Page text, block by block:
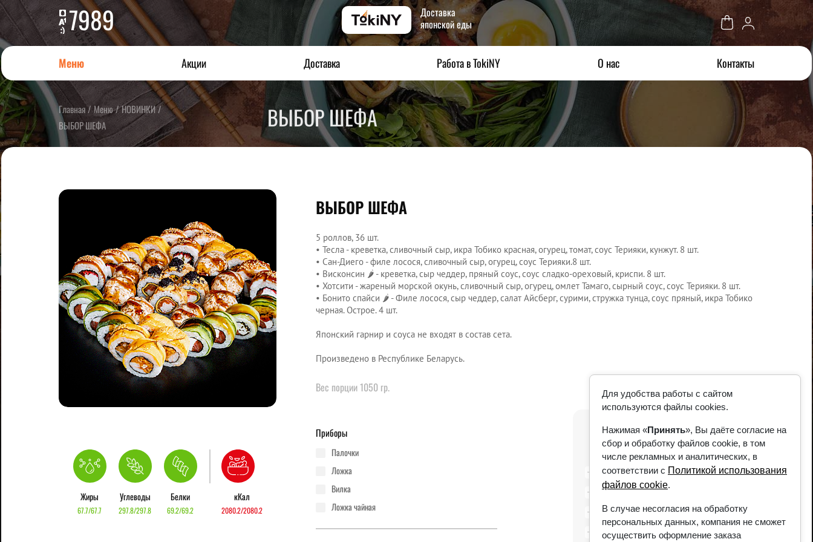
Для удобства работы с сайтом
используются файлы cookies.
Нажимая «Принять», Вы даёте согласие на
сбор и обработку файлов cookie, в том
числе рекламных и аналитических, в
соответствии с Политикой использования
файлов cookie.
В случае несогласия на обработку
персональных данных, компания не сможет
осуществить оформление заказа
7989
Доставка
японской еды
Меню Акции Доставка Работа в TokiNY О нас Контакты
Главная/ Меню/НОВИНКИ/
ВЫБОР ШЕФА
ВЫБОР ШЕФА
Жиры
67.7/67.7
Углеводы
297.8/297.8
Белки
69.2/69.2
кКал
2080.2/2080.2
ВЫБОР ШЕФА
5 роллов, 36 шт.
• Тесла - креветка, сливочный сыр, икра Тобико красная, огурец, томат, соус Терияки, кунжут. 8 шт.
• Сан-Диего - филе лосося, сливочный сыр, огурец, соус Терияки.8 шт.
• Висконсин 🌶 - креветка, сыр чеддер, пряный соус, соус сладко-ореховый, криспи. 8 шт.
• Хотсити - жареный морской окунь, сливочный сыр, огурец, омлет Тамаго, сырный соус, соус Терияки. 8 шт.
• Бонито спайси 🌶 - Филе лосося, сыр чеддер, салат Айсберг, сурими, стружка тунца, соус пряный, икра Тобико
черная. Острое. 4 шт.
Японский гарнир и соуса не входят в состав сета.
Произведено в Республике Беларусь.
Вес порции 1050 гр.
Приборы
палочки
ложка
вилка
ложка чайная
0
Васаби
0
Имбирь маринованный
0
Соевый соус
0
Полный Японский гарнир